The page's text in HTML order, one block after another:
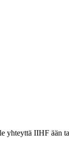
yhteyttä IIHF ään